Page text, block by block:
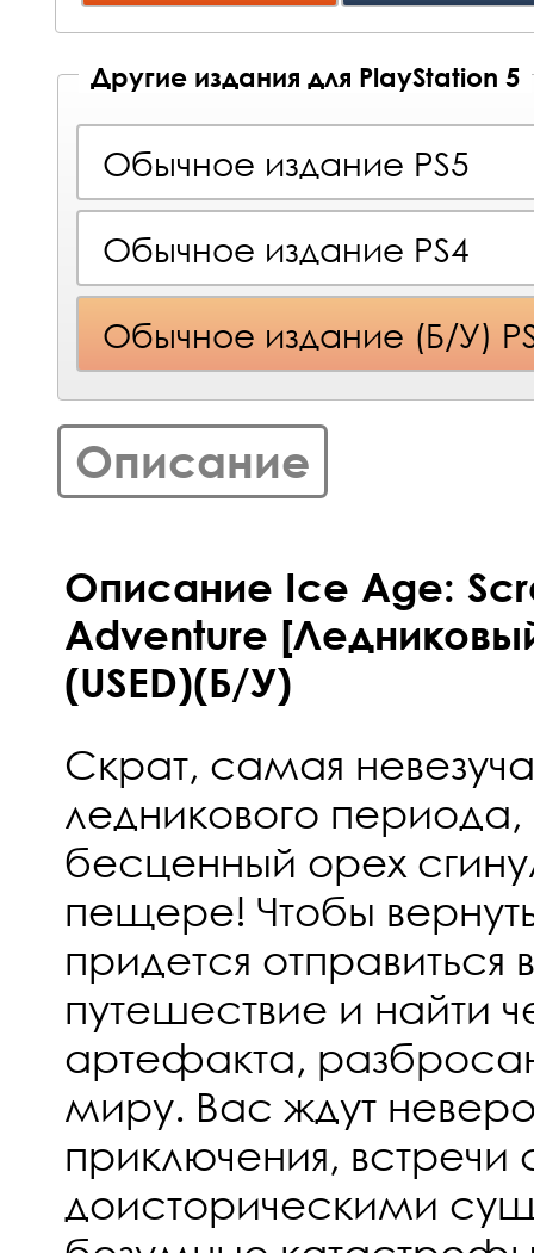
Другие издания для PlayStation 5
Обычное издание PS5
Обычное издание PS4
Обычное издание (Б/У)
Описание
Описание Ice Age:
Adventure
(USED)(Б/У)
Скрат, самая
ледникового
бесценный орех
пещере! Чтобы
придется
путешествие и найти
артефакта,
миру. Вас ждут
приключения, встречи
доисторическими